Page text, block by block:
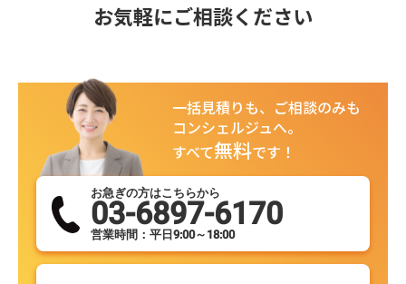
お気軽にご相談ください
一括見積りも、ご相談のみも
コンシェルジュへ。
すべて無料です！
お急ぎの方はこちらから
03-6897-6170
営業時間：平日9:00～18:00